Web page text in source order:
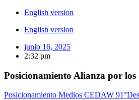
English version
English version
junio 16, 2025
2:32 pm
Posicionamiento Alianza por los
Posicionamiento Medios CEDAW 91°